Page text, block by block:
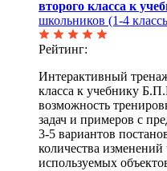
второго класса к
школьников (1-4
Рейтинг:
Интерактивный
класса к учебнику
возможность
задач и примеров с
3-5 вариантов
количества
используемых